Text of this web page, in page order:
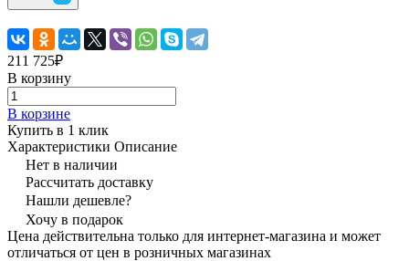
211 725₽
В корзину
В корзине
Купить в 1 клик
Характеристики Описание
Нет в наличии
Рассчитать доставку
Нашли дешевле?
Хочу в подарок
Цена действительна только для интернет-магазина и может
отличаться от цен в розничных магазинах